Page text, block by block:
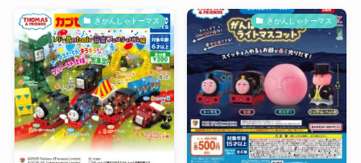
きかんしゃトーマス きかんしゃトーマス